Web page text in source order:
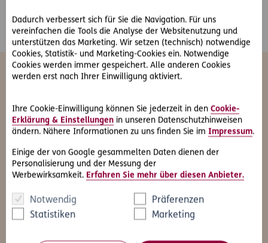
Dadurch verbessert sich für Sie die Navigation. Für uns
vereinfachen die Tools die Analyse der Websitenutzung und
unterstützen das Marketing. Wir setzen (technisch) notwendige
Cookies, Statistik- und Marketing-Cookies ein. Notwendige
Cookies werden immer gespeichert. Alle anderen Cookies
werden erst nach Ihrer Einwilligung aktiviert.
Ihre Cookie-Einwilligung können Sie jederzeit in den Cookie-
Erklärung & Einstellungen in unseren Datenschutzhinweisen
ändern. Nähere Informationen zu uns finden Sie im Impressum.
Einige der von Google gesammelten Daten dienen der
Personalisierung und der Messung der
Werbewirksamkeit. Erfahren Sie mehr über diesen Anbieter.
Notwendig
Präferenzen
Statistiken
Marketing
Häufig gesuchte Versicherungen
Rechtsschutz-Versicherung
Eine Rechtsschutz-Versicherung
schützt Sie vor finanziellen